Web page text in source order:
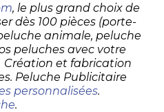
, le plus grand choix de
dès 100 pièces (porte-
animale, peluche
peluches avec votre
et fabrication
Peluche Publicitaire
personnalisées.
.